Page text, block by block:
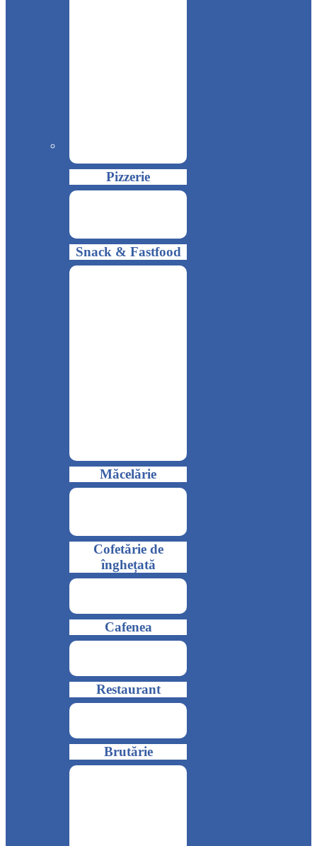
Pizzerie
Snack & Fastfood
Măcelărie
Cofetărie de
înghețată
Cafenea
Restaurant
Brutărie